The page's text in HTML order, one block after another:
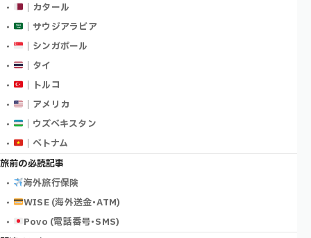
｜カタール
｜サウジアラビア
｜シンガポール
｜タイ
｜トルコ
｜アメリカ
｜ウズベキスタン
｜ベトナム
旅前の必読記事
海外旅行保険
WISE (海外送金･ATM)
Povo (電話番号･SMS)